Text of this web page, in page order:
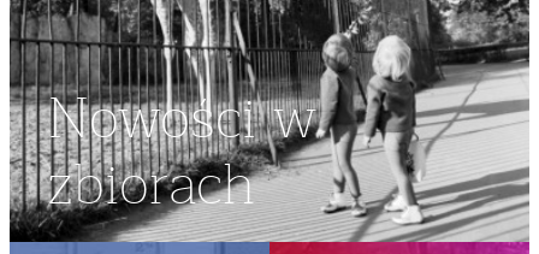
Nowości w
zbiorach